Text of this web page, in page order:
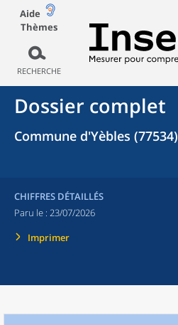
Aide
Thèmes
RECHERCHE
Dossier complet
Commune d'Yèbles (77534)
CHIFFRES DÉTAILLÉS
Paru le : 23/07/2026
Imprimer